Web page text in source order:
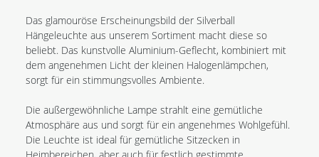
Das glamouröse Erscheinungsbild der Silverball
Hängeleuchte aus unserem Sortiment macht diese so
beliebt. Das kunstvolle Aluminium-Geflecht, kombiniert mit
dem angenehmen Licht der kleinen Halogenlämpchen,
sorgt für ein stimmungsvolles Ambiente.
Die außergewöhnliche Lampe strahlt eine gemütliche
Atmosphäre aus und sorgt für ein angenehmes Wohlgefühl.
Die Leuchte ist ideal für gemütliche Sitzecken in